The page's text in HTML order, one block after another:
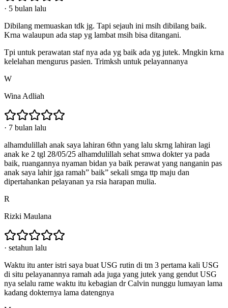
· 5 bulan lalu
Dibilang memuaskan tdk jg. Tapi sejauh ini msih dibilang baik.
Krna walaupun ada stap yg lambat msih bisa ditangani.
Tpi untuk perawatan staf nya ada yg baik ada yg jutek. Mngkin krna
kelelahan mengurus pasien. Trimksh untuk pelayannanya
W
Wina Adliah
· 7 bulan lalu
alhamdulillah anak saya lahiran 6thn yang lalu skrng lahiran lagi
anak ke 2 tgl 28/05/25 alhamdulillah sehat smwa dokter ya pada
baik, ruangannya nyaman bidan ya baik perawat yang nanganin pas
anak saya lahir jga ramah” baik” sekali smga ttp maju dan
dipertahankan pelayanan ya rsia harapan mulia.
R
Rizki Maulana
· setahun lalu
Waktu itu anter istri saya buat USG rutin di tm 3 pertama kali USG
di situ pelayanannya ramah ada juga yang jutek yang gendut USG
nya selalu rame waktu itu kebagian dr Calvin nunggu lumayan lama
kadang dokternya lama datengnya